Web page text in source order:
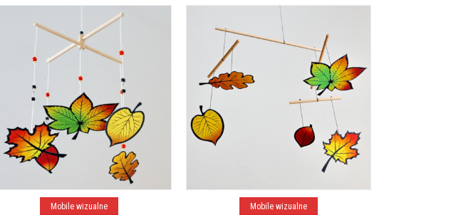
Dodaj do koszyka
Mobile wizualne Dodaj do koszyka
Mobile wizualne